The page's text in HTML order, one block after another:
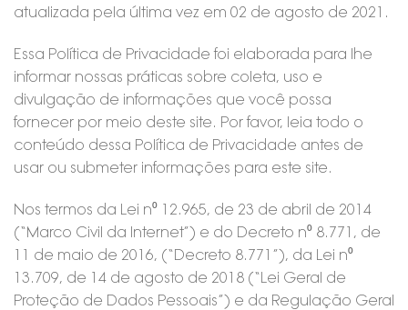
atualizada pela última vez em 02 de agosto de 2021.
Essa Política de Privacidade foi elaborada para lhe
informar nossas práticas sobre coleta, uso e
divulgação de informações que você possa
fornecer por meio deste site. Por favor, leia todo o
conteúdo dessa Política de Privacidade antes de
usar ou submeter informações para este site.
Nos termos da Lei n⁰ 12.965, de 23 de abril de 2014
(“Marco Civil da Internet”) e do Decreto n⁰ 8.771, de
11 de maio de 2016, (“Decreto 8.771”), da Lei n⁰
13.709, de 14 de agosto de 2018 (“Lei Geral de
Proteção de Dados Pessoais”) e da Regulação Geral